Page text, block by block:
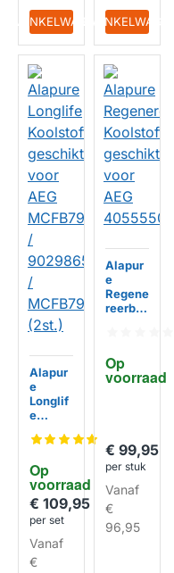
(2st.)
IN WINKELWAGENIN WINKELWAGEN
Op
voorraad
Alapur
e
Longlif
e
ffilter
kt voor
AEG
MCFB7
9PL /
902986
5863 /
MCFB7
€ 109,95
per set
Vanaf
€
Op
voorraad
Alapur
e
Regene
reerba
geschi
kt voor
€ 99,95
per stuk
Vanaf
€
96,95